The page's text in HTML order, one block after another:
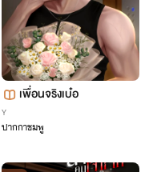
เพื่อนจริงเบ๋อ
Y
ปากกาชมพู